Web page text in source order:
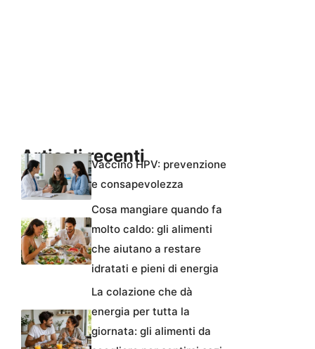
Articoli recentiVaccino HPV: prevenzione
e consapevolezza
Cosa mangiare quando fa
molto caldo: gli alimenti
che aiutano a restare
idratati e pieni di energia
La colazione che dà
energia per tutta la
giornata: gli alimenti da